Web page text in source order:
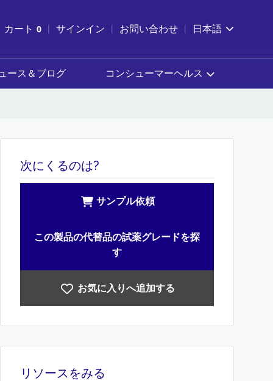
を開く
カート 0
カートを確認する
サインイン お問い合わせ 日本語
ース＆ブログ コンシューマーヘルス
次にくるのは?
サンプル依頼
この製品の代替品の試薬グレードを探
す
お気に入りへ追加する
リソースをみる